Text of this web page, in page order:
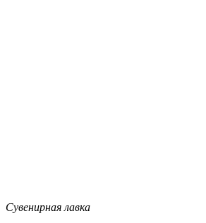
Сувенирная лавка